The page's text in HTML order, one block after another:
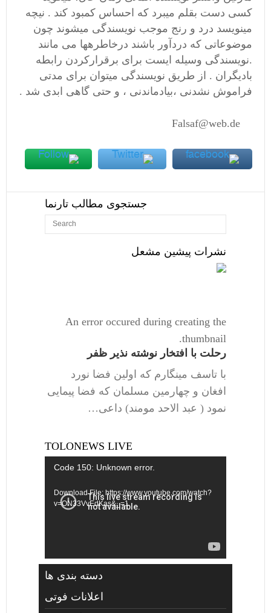
کسی دست بقلم میبرد که احساس کمبود کند . نیچه
مینویسد درد و رنج موجب نویسندگی میشوند چون
موضوعاتی که دردآور باشند درخاطرهها می مانند
.نویسندگی وسیله ایست برای برقرارکردن رابطه
بادیگران . از طریق نویسندگی میتوان برای مدتی
فراموش نشدنی ،بیادماندنی ، و حتی گاهی ابدی شد .
جستجوی مطالب تارنما
نشرات پیشین مشعل
An error occured during creating the
thumbnail.
رحلت با افتخار نوشته نذیر ظفر
با تاسف مینگارم که اولین فضا نورد
افغان و چهارمین مسلمان که فضا پیمایی
نمود ( عبد الاحد مومند) داعی…
TOLONEWS LIVE
Video
Code 150: Unknown error.
Download File: https://www.youtube.com/watch?
v=ON33VvEdKas&_=1
دسته بندی ها
اعلانات فوتی